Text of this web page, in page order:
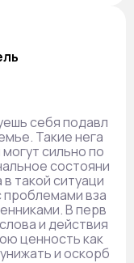
себя подавл
Такие нега
сильно по
состояни
такой ситуаци
проблемами вза
В перв
и действия
ценность как
и оскорб